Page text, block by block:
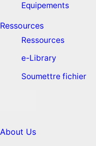
Equipements
Ressources
Ressources
e-Library
Soumettre fichier
About Us